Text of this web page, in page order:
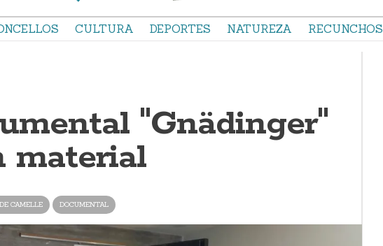
CULTURA DEPORTES NATUREZA RECUNCHOS
"Gnädinger"
material
CAMELLE DOCUMENTAL